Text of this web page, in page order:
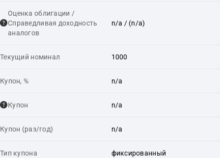
Оценка облигации /
Справедливая доходность
аналогов
n/a / (n/a)
Текущий номинал 1000
Купон, % n/a
Купон n/a
Купон (раз/год) n/a
Тип купона фиксированный